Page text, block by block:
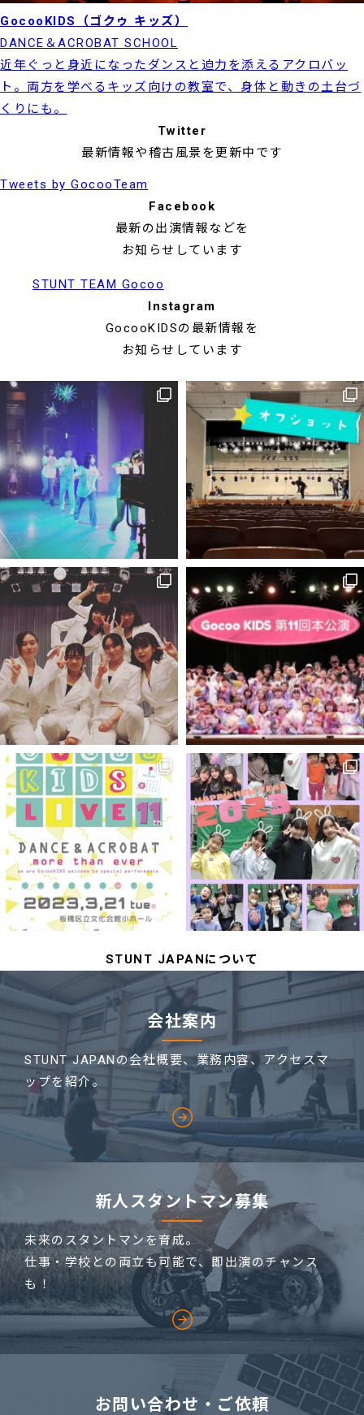
GocooKIDS
（ゴクゥ キッズ）
DANCE＆ACROBAT SCHOOL
近年ぐっと身近になったダンスと迫力を添えるアクロバッ
ト。両方を学べるキッズ向けの教室で、身体と動きの土台づ
くりにも。
Twitter
最新情報や稽古風景を更新中です
Tweets by GocooTeam
Facebook
最新の出演情報などを
お知らせしています
STUNT TEAM Gocoo
Instagram
GocooKIDSの最新情報を
お知らせしています
STUNT JAPANについて
会社案内
STUNT JAPANの会社概要、業務内容、
アクセスマ
ップを紹介。
新人スタントマン募集
未来のスタントマンを育成。
仕事・学校との両立も可能で、即出演のチャンス
も！
お問い合わせ・ご依頼